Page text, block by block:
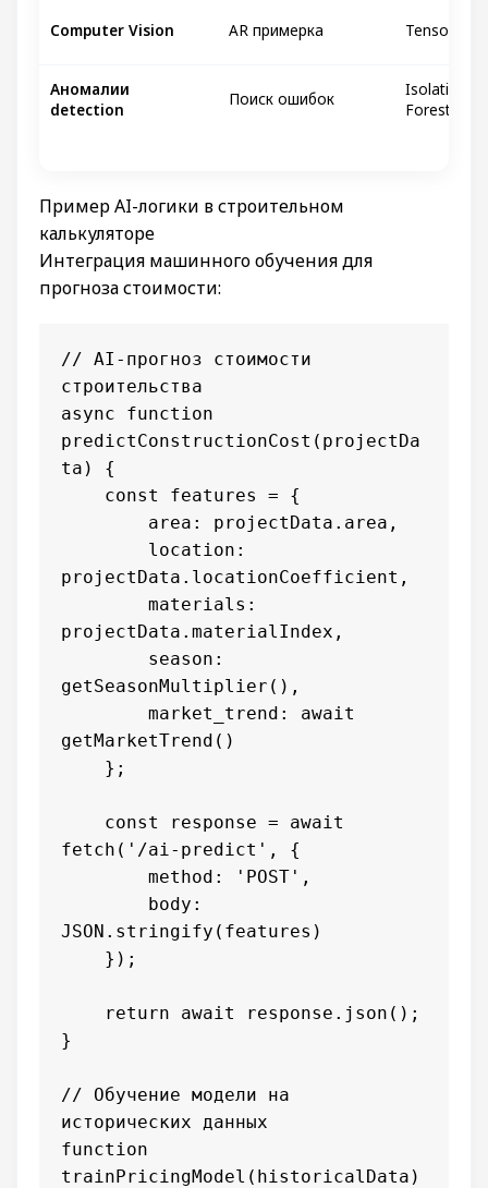
Computer Vision AR примерка
Аномалии
detection
Поиск ошибок
Isolation
Forest
Пример AI-логики в строительном
калькуляторе
Интеграция машинного обучения для
прогноза стоимости:
// AI-прогноз стоимости
строительства
async function
predictConstructionCost(projectDa
ta) {
projectData.locationCoefficient,
projectData.materialIndex,
getSeasonMultiplier(),
getMarketTrend()
fetch('/ai-predict', {
JSON.stringify(features)
}
// Обучение модели на
исторических данных
function
trainPricingModel(historicalData)